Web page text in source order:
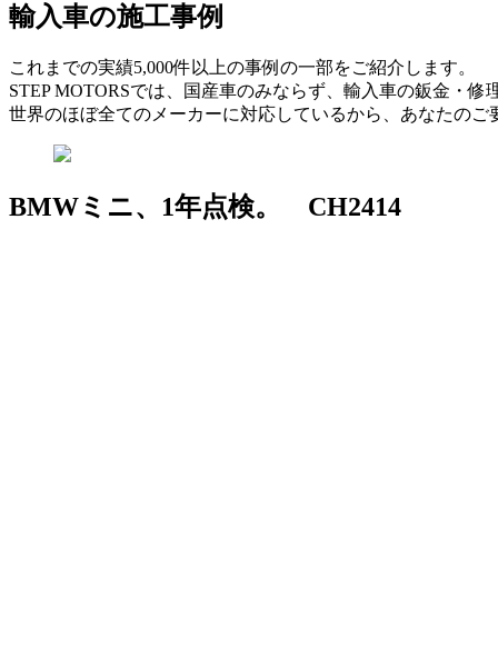
輸入車の施工事例
これまでの実績5,000件以上の事例の一部をご紹介します。
STEP MOTORSでは、国産車のみならず、輸入車の鈑金・修
世界のほぼ全てのメーカーに対応しているから、あなたのご
BMWミニ、1年点検。 CH2414